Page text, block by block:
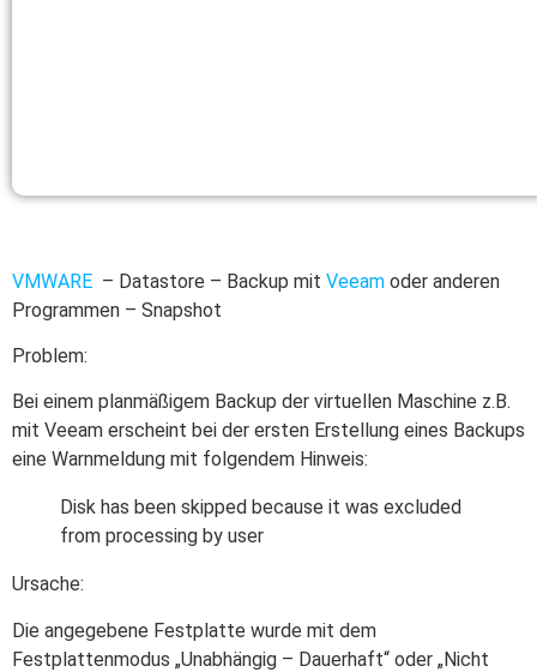
VMWARE – Datastore – Backup mit Veeam oder anderen
Programmen – Snapshot
Problem:
Bei einem planmäßigem Backup der virtuellen Maschine z.B.
mit Veeam erscheint bei der ersten Erstellung eines Backups
eine Warnmeldung mit folgendem Hinweis:
Disk has been skipped because it was excluded
from processing by user
Ursache:
Die angegebene Festplatte wurde mit dem
Festplattenmodus „Unabhängig – Dauerhaft“ oder „Nicht